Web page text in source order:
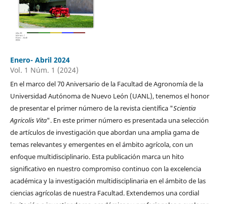
Enero- Abril 2024
Vol. 1 Núm. 1 (2024)
En el marco del 70 Aniversario de la Facultad de Agronomía de la
Universidad Autónoma de Nuevo León (UANL), tenemos el honor
de presentar el primer número de la revista científica "Scientia
Agricolis Vita". En este primer número es presentada una selección
de artículos de investigación que abordan una amplia gama de
temas relevantes y emergentes en el ámbito agrícola, con un
enfoque multidisciplinario. Esta publicación marca un hito
significativo en nuestro compromiso continuo con la excelencia
académica y la investigación multidisciplinaria en el ámbito de las
ciencias agrícolas de nuestra Facultad. Extendemos una cordial